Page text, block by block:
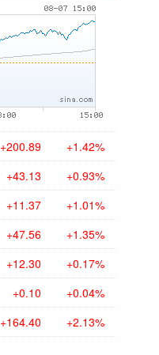
+200.89 +1.42%
+43.13 +0.93%
+11.37 +1.01%
+47.56 +1.35%
+12.30 +0.17%
+0.10 +0.04%
+164.40 +2.13%